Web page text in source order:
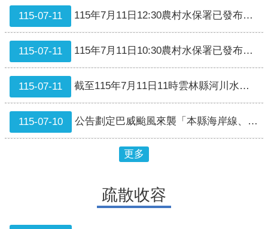
活
動
場
館
就
醫
資
訊
垃
115-07-11 115年7月11日12:30農村水保署已發布本縣古坑鄉土石流警戒5條黃色警戒，8條紅色警戒。
115-07-11 115年7月11日10:30農村水保署已發布本縣古坑鄉13條土石流潛勢溪流黃色警戒。
115-07-11 截至115年7月11日11時雲林縣河川水位未達警戒
115-07-10 公告劃定巴威颱風來襲「本縣海岸線、漁港泊地及土石流地區等警戒區域範圍」為危險警戒區，非持有通行證者，不得進入，並自中華民國115年7月10日14時起生效。
更多
疏散收容